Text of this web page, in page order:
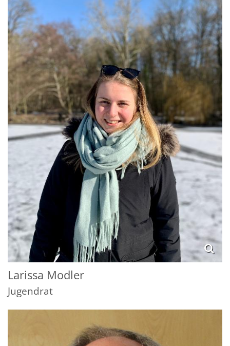
Larissa Modler
Jugendrat